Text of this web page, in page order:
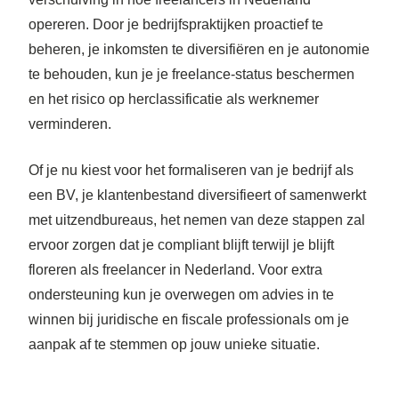
opereren. Door je bedrijfspraktijken proactief te
beheren, je inkomsten te diversifiëren en je autonomie
te behouden, kun je je freelance-status beschermen
en het risico op herclassificatie als werknemer
verminderen.
Of je nu kiest voor het formaliseren van je bedrijf als
een BV, je klantenbestand diversifieert of samenwerkt
met uitzendbureaus, het nemen van deze stappen zal
ervoor zorgen dat je compliant blijft terwijl je blijft
floreren als freelancer in Nederland. Voor extra
ondersteuning kun je overwegen om advies in te
winnen bij juridische en fiscale professionals om je
aanpak af te stemmen op jouw unieke situatie.